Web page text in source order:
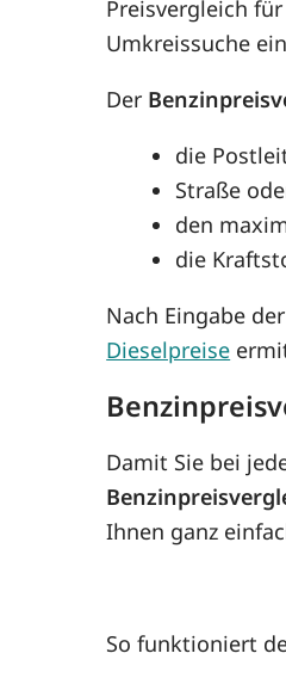
Preisvergleich
Umkreissuche
Der
die
Straße
den
die
Nach Eingabe
Dieselpreise
Damit Sie bei
Ihnen ganz
So funktioniert